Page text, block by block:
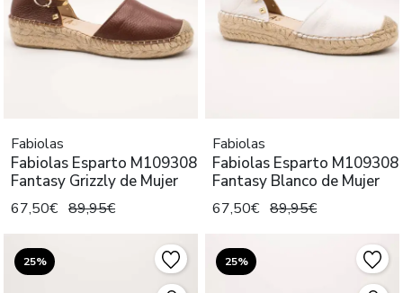
Fabiolas
Fabiolas Esparto M109308
Fantasy Grizzly de Mujer
67,50€ 89,95€
Fabiolas
Fabiolas Esparto M109308
Fantasy Blanco de Mujer
67,50€ 89,95€
25% 25%